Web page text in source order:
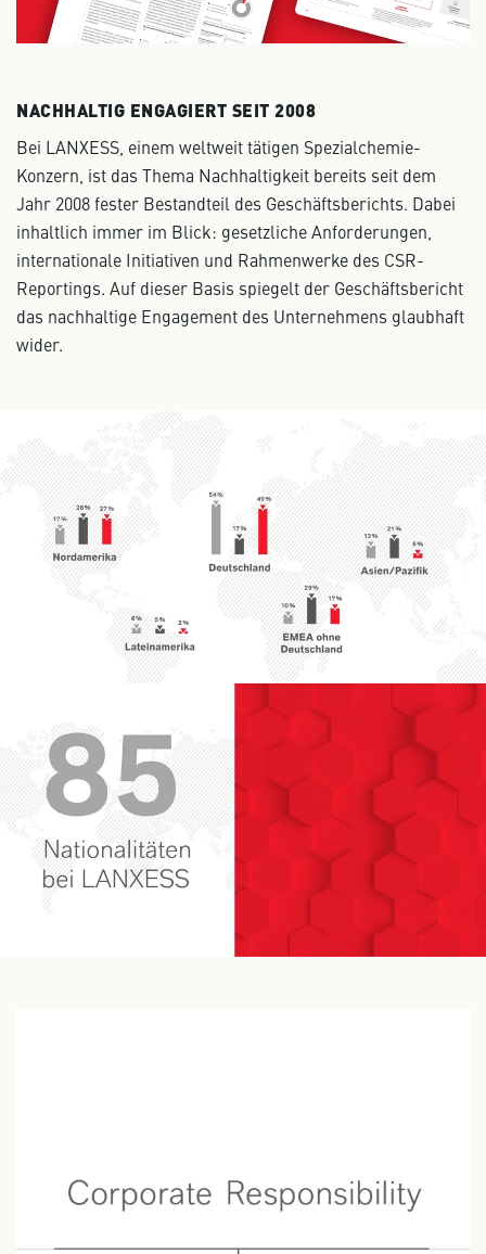
NACHHALTIG ENGAGIERT SEIT 2008
Bei LANXESS, einem weltweit tätigen Spezialchemie-
Konzern, ist das Thema Nachhaltigkeit bereits seit dem
Jahr 2008 fester Bestandteil des Geschäftsberichts. Dabei
inhaltlich immer im Blick: gesetzliche Anforderungen,
internationale Initiativen und Rahmenwerke des CSR-
Reportings. Auf dieser Basis spiegelt der Geschäftsbericht
das nachhaltige Engagement des Unternehmens glaubhaft
wider.